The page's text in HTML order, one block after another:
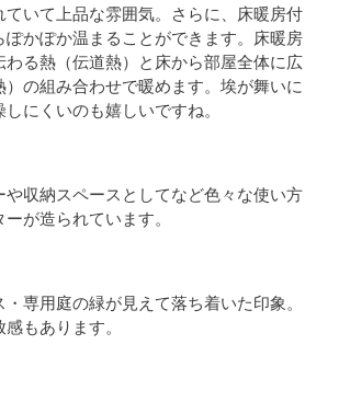
ていて上品な雰囲気。さらに、床暖房付
ぽかぽか温まることができます。床暖房
わる熱（伝道熱）と床から部屋全体に広
）の組み合わせで暖めます。埃が舞いに
にくいのも嬉しいですね。
や収納スペースとしてなど色々な使い方
が造られています。
専用庭の緑が見えて落ち着いた印象。
もあります。